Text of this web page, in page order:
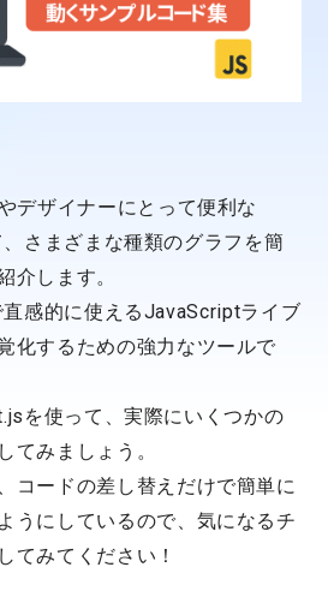
デザイナーにとって便利な
、さまざまな種類のグラフを簡
介します。
感的に使えるJavaScriptライブ
化するための強力なツールで
を使って、実際にいくつかの
てみましょう。
コードの差し替えだけで簡単に
うにしているので、気になるチ
てみてください！